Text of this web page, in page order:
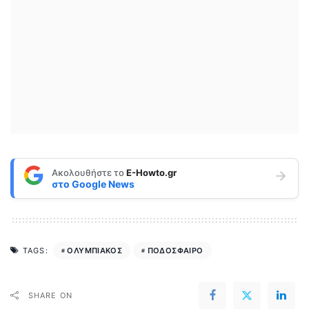
Ακολουθήστε τοE-Howto.gr
στο Google News
TAGS: ΟΛΥΜΠΙΑΚΟΣ ΠΟΔΟΣΦΑΙΡΟ
SHARE ON